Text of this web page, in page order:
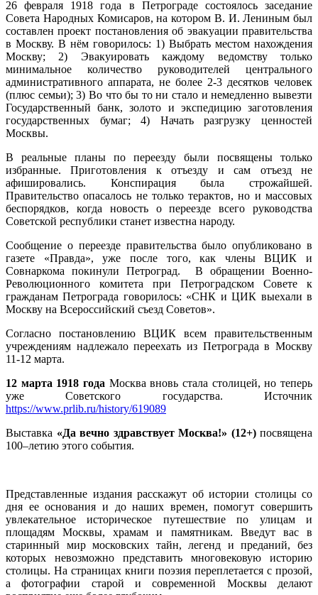
26 февраля 1918 года в Петрограде состоялось заседание
Совета Народных Комисаров, на котором В. И. Лениным был
составлен проект постановления об эвакуации правительства
в Москву. В нём говорилось: 1) Выбрать местом нахождения
Москву; 2) Эвакуировать каждому ведомству только
минимальное количество руководителей центрального
административного аппарата, не более 2-3 десятков человек
(плюс семьи); 3) Во что бы то ни стало и немедленно вывезти
Государственный банк, золото и экспедицию заготовления
государственных бумаг; 4) Начать разгрузку ценностей
Москвы.
В реальные планы по переезду были посвящены только
избранные. Приготовления к отъезду и сам отъезд не
афишировались. Конспирация была строжайшей.
Правительство опасалось не только терактов, но и массовых
беспорядков, когда новость о переезде всего руководства
Советской республики станет известна народу.
Сообщение о переезде правительства было опубликовано в
газете «Правда», уже после того, как члены ВЦИК и
Совнаркома покинули Петроград. В обращении Военно-
Революционного комитета при Петроградском Совете к
гражданам Петрограда говорилось: «СНК и ЦИК выехали в
Москву на Всероссийский съезд Советов».
Согласно постановлению ВЦИК всем правительственным
учреждениям надлежало переехать из Петрограда в Москву
11-12 марта.
12 марта 1918 года Москва вновь стала столицей, но теперь
уже Советского государства. Источник
https://www.prlib.ru/history/619089
Выставка «Да вечно здравствует Москва!» (12+)посвящена
100–летию этого события.
Представленные издания расскажут об истории столицы со
дня ее основания и до наших времен, помогут совершить
увлекательное историческое путешествие по улицам и
площадям Москвы, храмам и памятникам. Введут вас в
старинный мир московских тайн, легенд и преданий, без
которых невозможно представить многовековую историю
столицы. На страницах книги поэзия переплетается с прозой,
а фотографии старой и современной Москвы делают